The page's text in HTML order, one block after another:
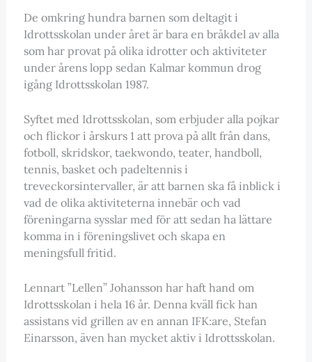
De omkring hundra barnen som deltagit i
Idrottsskolan under året är bara en bråkdel av alla
som har provat på olika idrotter och aktiviteter
under årens lopp sedan Kalmar kommun drog
igång Idrottsskolan 1987.
Syftet med Idrottsskolan, som erbjuder alla pojkar
och flickor i årskurs 1 att prova på allt från dans,
fotboll, skridskor, taekwondo, teater, handboll,
tennis, basket och padeltennis i
treveckorsintervaller, är att barnen ska få inblick i
vad de olika aktiviteterna innebär och vad
föreningarna sysslar med för att sedan ha lättare
komma in i föreningslivet och skapa en
meningsfull fritid.
Lennart ”Lellen” Johansson har haft hand om
Idrottsskolan i hela 16 år. Denna kväll fick han
assistans vid grillen av en annan IFK:are, Stefan
Einarsson, även han mycket aktiv i Idrottsskolan.